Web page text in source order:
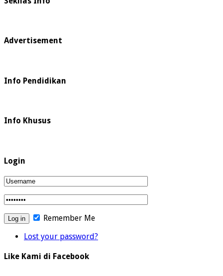
Advertisement
Info Pendidikan
Info Khusus
Login
Remember Me
Lost your password?
Like Kami di Facebook